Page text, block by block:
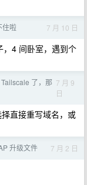
住啦 7 月 10 日
，4 间卧室，遇到个
了，那 7 月 9
日
直接重写域名，或
升级文件 7 月 2 日